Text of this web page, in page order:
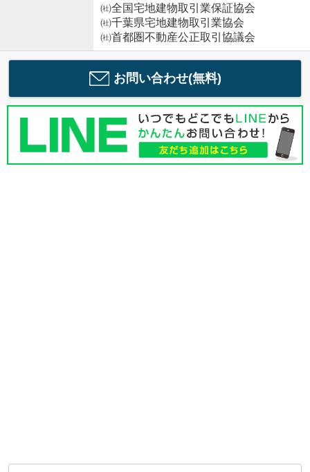
㈳全国宅地建物取引業保証協会
㈳千葉県宅地建物取引業協会
㈳首都圏不動産公正取引協議会
お問い合わせ(無料)